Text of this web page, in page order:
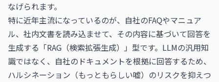
なげられます。
特に近年主流になっているのが、自社のFAQやマニュア
ル、社内文書を読み込ませて、その内容に基づいて回答を
生成する「RAG（検索拡張生成）」型です。LLMの汎用知
識ではなく、自社のドキュメントを根拠に回答するため、
ハルシネーション（もっともらしい嘘）のリスクを抑えつ